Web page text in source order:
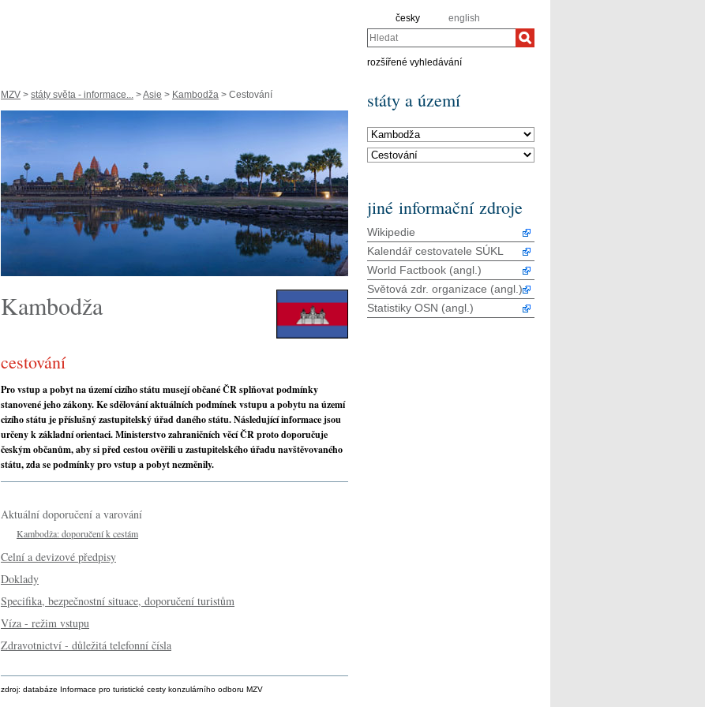
česky english
Hledat
rozšířené vyhledávání
MZV > státy světa - informace... >Asie > Kambodža > Cestování
Kambodža
cestování
Pro vstup a pobyt na území cizího státu musejí občané ČR splňovat podmínky
stanovené jeho zákony. Ke sdělování aktuálních podmínek vstupu a pobytu na území
cizího státu je příslušný zastupitelský úřad daného státu. Následující informace jsou
určeny k základní orientaci. Ministerstvo zahraničních věcí ČR proto doporučuje
českým občanům, aby si před cestou ověřili u zastupitelského úřadu navštěvovaného
státu, zda se podmínky pro vstup a pobyt nezměnily.
Aktuální doporučení a varování
Kambodža: doporučení k cestám
Celní a devizové předpisy
Doklady
Specifika, bezpečnostní situace, doporučení turistům
Víza - režim vstupu
Zdravotnictví - důležitá telefonní čísla
zdroj: databáze Informace pro turistické cesty konzulárního odboru MZV
státy a území
jiné informační zdroje
Wikipedie
Kalendář cestovatele SÚKL
World Factbook (angl.)
Světová zdr. organizace (angl.)
Statistiky OSN (angl.)